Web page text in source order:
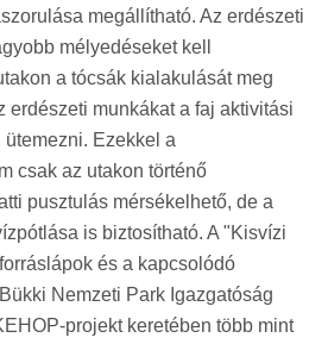
megállítható. Az erdészeti
mélyedéseket kell
a tócsák kialakulását meg
erdészeti munkákat a faj aktivitási
Ezekkel a
csak az utakon történő
pusztulás mérsékelhető, de a
is biztosítható. A "Kisvízi
és a kapcsolódó
Nemzeti Park Igazgatóság
projekt keretében több mint